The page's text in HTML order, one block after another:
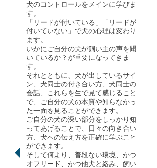
犬のコントロールをメインに学びま
す。
「リードが付いている」「リードが
付いていない」で犬の心理は変わり
ます。
いかにご自分の犬が飼い主の声を聞
いているか？が重要になってきま
す。
それとともに、犬が出しているサイ
ン、犬同士の付き合い方、犬同士の
会話、これらを生で見て感じること
で、ご自分の犬の本質や知らなかっ
た一面を見ることができます。
ご自分の犬の深い部分をしっかり知
ってあげることで、日々の向き合い
方、犬への伝え方を正確に学ぶこと
ができます。
そして何より、普段ない環境、かつ
オフリード、かつ他犬と絡み、飼い